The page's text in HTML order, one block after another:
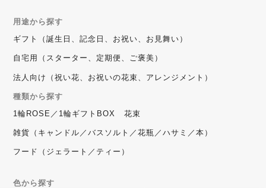
用途から探す
ギフト（誕生日、記念日、お祝い、お見舞い）
自宅用（スターター、定期便、ご褒美）
法人向け（祝い花、お祝いの花束、アレンジメント）
種類から探す
1輪ROSE／1輪ギフトBOX
花束
雑貨（キャンドル／バスソルト／花瓶／ハサミ／本）
フード（ジェラート／ティー）
色から探す